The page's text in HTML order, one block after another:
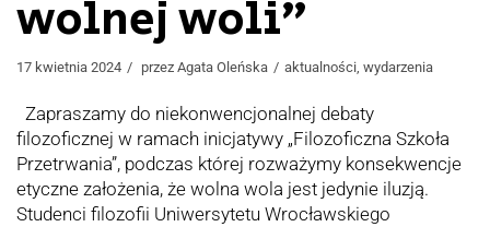
wolnej woli”
17 kwietnia 2024 przez Agata Oleńska aktualności, wydarzenia
Zapraszamy do niekonwencjonalnej debaty
filozoficznej w ramach inicjatywy „Filozoficzna Szkoła
Przetrwania”, podczas której rozważymy konsekwencje
etyczne założenia, że wolna wola jest jedynie iluzją.
Studenci filozofii Uniwersytetu Wrocławskiego